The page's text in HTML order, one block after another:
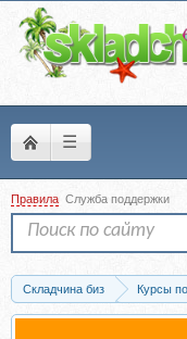
☰
Правила Служба поддержки
Складчина биз Курсы
Скачать Женский ВИП